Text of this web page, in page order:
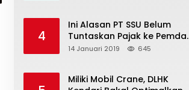
4
Ini Alasan PT SSU Belum
Tuntaskan Pajak ke Pemda
Bombana Sebesar Rp8 Miliar
14 Januari 2019 645
Miliki Mobil Crane, DLHK